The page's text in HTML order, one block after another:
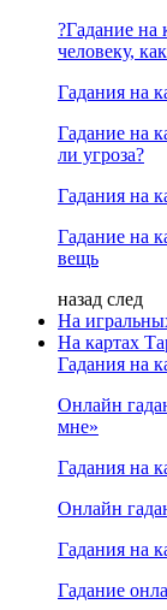
?Гадание на
человеку,
Гадания на
Гадание на
ли угроза?
Гадания на
Гадание на
вещь
назад след
На
На картах
Гадания на
Онлайн
мне»
Гадания на
Онлайн
Гадания на
Гадание